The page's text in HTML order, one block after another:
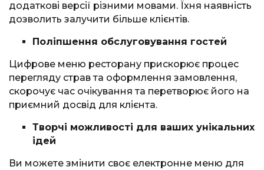
додаткові версії різними мовами. Їхня наявність
дозволить залучити більше клієнтів.
Поліпшення обслуговування гостей
Цифрове меню ресторану прискорює процес
перегляду страв та оформлення замовлення,
скорочує час очікування та перетворює його на
приємний досвід для клієнта.
Творчі можливості для ваших унікальних
ідей
Ви можете змінити своє електронне меню для